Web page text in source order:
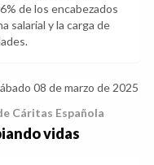
de los encabezados
salarial y la carga de
08 de marzo de 2025
Cáritas Española
vidas